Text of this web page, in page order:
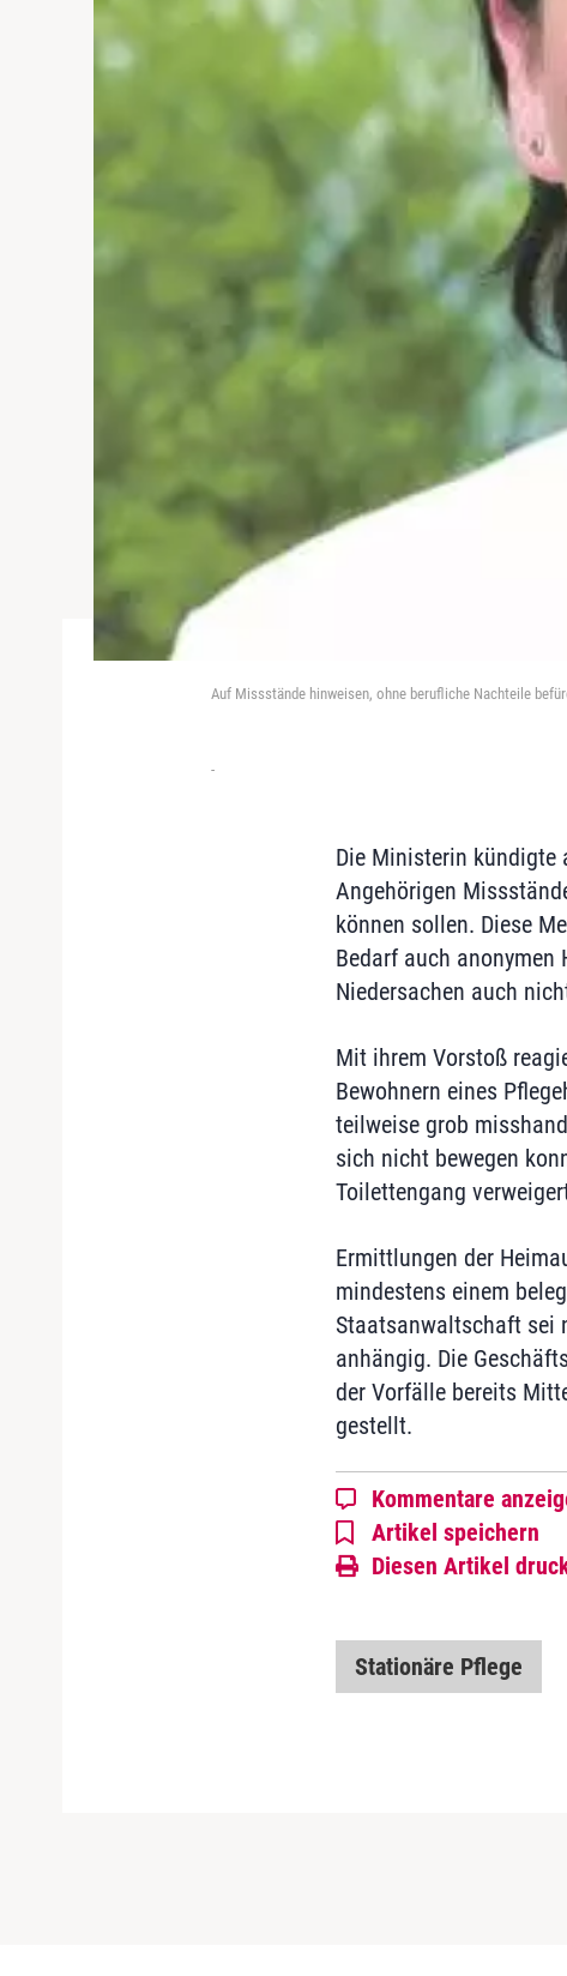
Auf Missstände hinweisen, ohne berufliche Nachteile
-
Die Ministerin kündigte
Angehörigen
können sollen. Diese
Bedarf auch
Niedersachen auch
Mit ihrem Vorstoß
Bewohnern eines
teilweise grob
sich nicht bewegen
Toilettengang
Ermittlungen der
mindestens einem
Staatsanwaltschaft sei
anhängig. Die
der Vorfälle bereits
gestellt.
Kommentare
Artikel speichern
Diesen Artikel
Stationäre Pflege